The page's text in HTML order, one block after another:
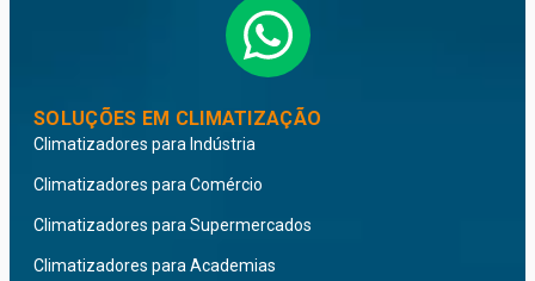
SOLUÇÕES EM CLIMATIZAÇÃO
Climatizadores para Indústria
Climatizadores para Comércio
Climatizadores para Supermercados
Climatizadores para Academias